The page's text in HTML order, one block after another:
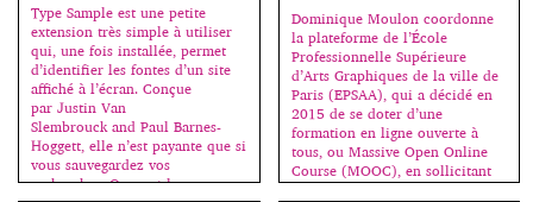
Type Sample est une petite
extension très simple à utiliser
qui, une fois installée, permet
d’identifier les fontes d’un site
affiché à l’écran. Conçue
par Justin Van
Slembrouck and Paul Barnes-
Hoggett, elle n’est payante que si
vous sauvegardez vos
recherches. On peut la
Dominique Moulon coordonne
la plateforme de l’École
Professionnelle Supérieure
d’Arts Graphiques de la ville de
Paris (EPSAA), qui a décidé en
2015 de se doter d’une
formation en ligne ouverte à
tous, ou Massive Open Online
Course (MOOC), en sollicitant
les compétences et en exploitant